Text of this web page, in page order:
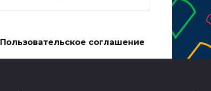
Пользовательское соглашение